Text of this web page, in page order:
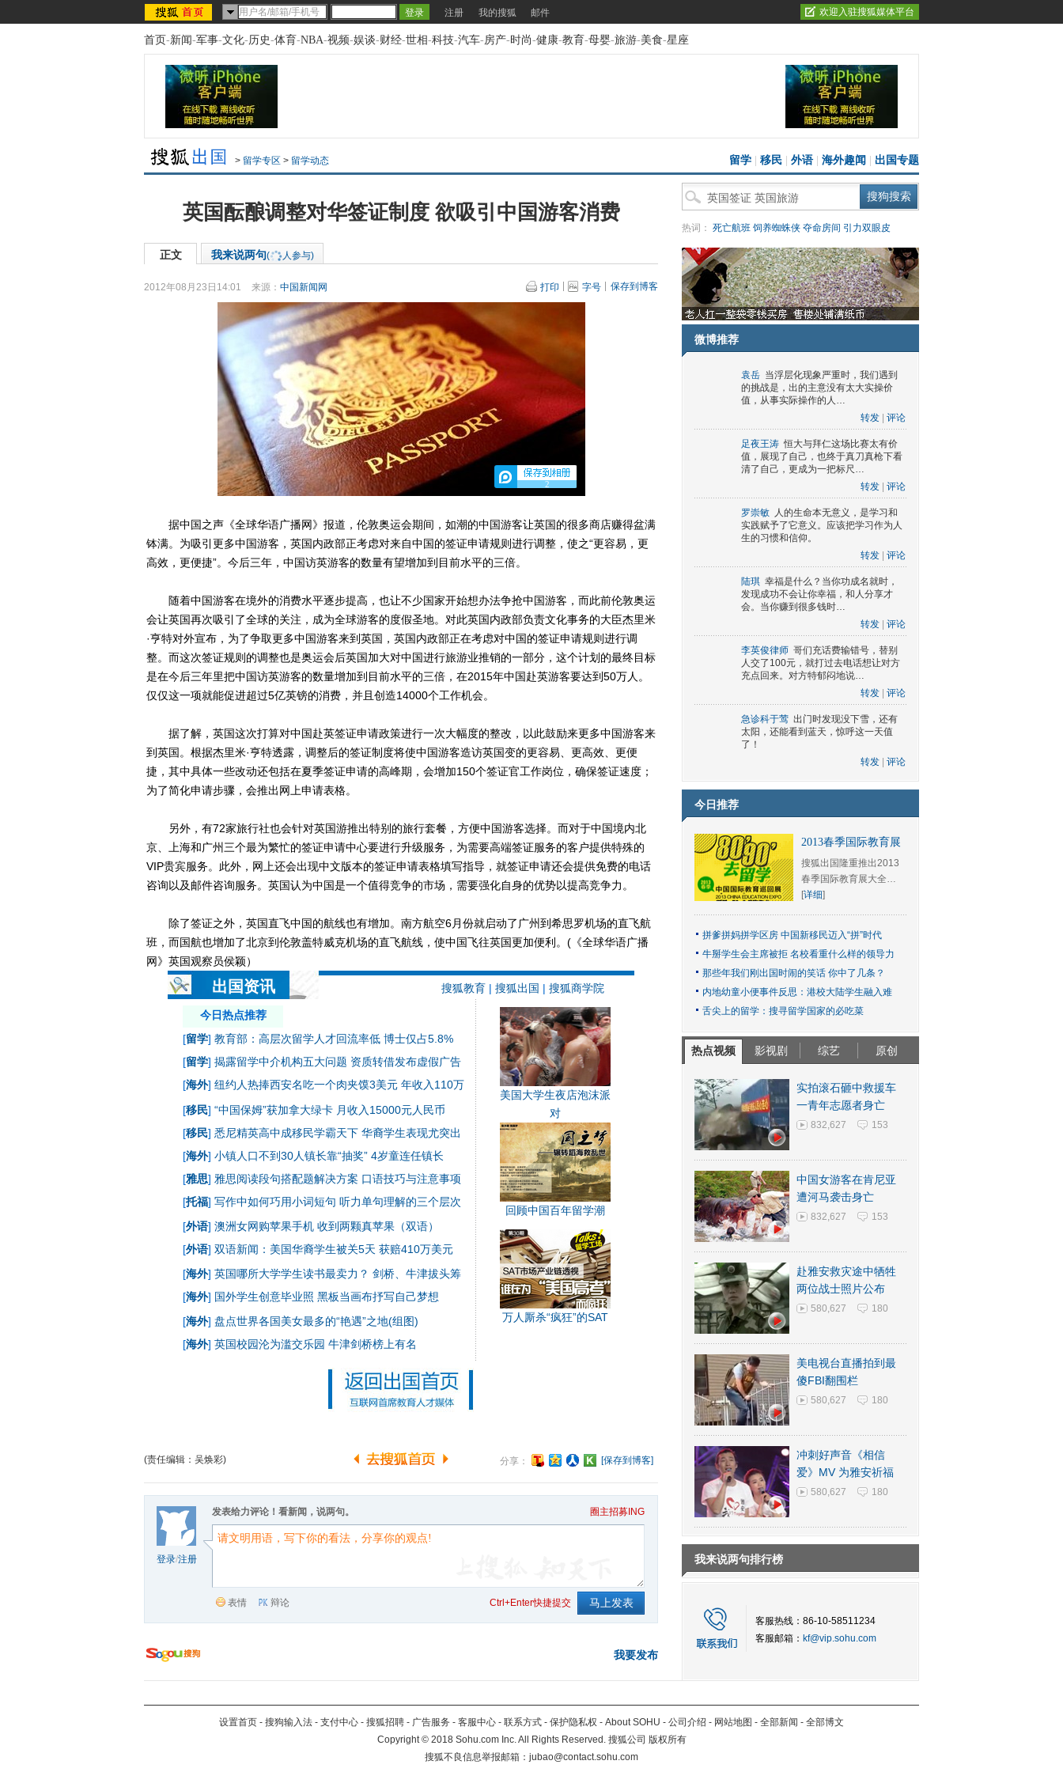
注册 我的搜狐 邮件 欢迎入驻搜狐媒体平台
首页-新闻-军事-文化-历史-体育-NBA-视频-娱谈-财经-世相-科技-汽车-房产-时尚-健康-教育-母婴-旅游-美食-星座
> 留学专区 > 留学动态 留学 移民 外语| 海外趣闻 出国专题
英国酝酿调整对华签证制度 欲吸引中国游客消费
正文 我来说两句( 人参与)
2012年08月23日14:01 来源： 中国新闻网 打印 字号 保存到博客
2
据中国之声《全球华语广播网》报道，伦敦奥运会期间，如潮的中国游客让英国的很多商店赚得盆满
钵满。为吸引更多中国游客，英国内政部正考虑对来自中国的签证申请规则进行调整，使之“更容易，更
高效，更便捷”。今后三年，中国访英游客的数量有望增加到目前水平的三倍。
随着中国游客在境外的消费水平逐步提高，也让不少国家开始想办法争抢中国游客，而此前伦敦奥运
会让英国再次吸引了全球的关注，成为全球游客的度假圣地。对此英国内政部负责文化事务的大臣杰里米
·亨特对外宣布，为了争取更多中国游客来到英国，英国内政部正在考虑对中国的签证申请规则进行调
整。而这次签证规则的调整也是奥运会后英国加大对中国进行旅游业推销的一部分，这个计划的最终目标
是在今后三年里把中国访英游客的数量增加到目前水平的三倍，在2015年中国赴英游客要达到50万人。
仅仅这一项就能促进超过5亿英镑的消费，并且创造14000个工作机会。
据了解，英国这次打算对中国赴英签证申请政策进行一次大幅度的整改，以此鼓励来更多中国游客来
到英国。根据杰里米·亨特透露，调整后的签证制度将使中国游客造访英国变的更容易、更高效、更便
捷，其中具体一些改动还包括在夏季签证申请的高峰期，会增加150个签证官工作岗位，确保签证速度；
为了简化申请步骤，会推出网上申请表格。
另外，有72家旅行社也会针对英国游推出特别的旅行套餐，方便中国游客选择。而对于中国境内北
京、上海和广州三个最为繁忙的签证申请中心要进行升级服务，为需要高端签证服务的客户提供特殊的
VIP贵宾服务。此外，网上还会出现中文版本的签证申请表格填写指导，就签证申请还会提供免费的电话
咨询以及邮件咨询服务。英国认为中国是一个值得竞争的市场，需要强化自身的优势以提高竞争力。
除了签证之外，英国直飞中国的航线也有增加。南方航空6月份就启动了广州到希思罗机场的直飞航
班，而国航也增加了北京到伦敦盖特威克机场的直飞航线，使中国飞往英国更加便利。(《全球华语广播
网》英国观察员侯颖）
出国资讯 搜狐教育 | 搜狐出国 | 搜狐商学院
今日热点推荐
[留学] 教育部：高层次留学人才回流率低 博士仅占5.8%
[留学] 揭露留学中介机构五大问题 资质转借发布虚假广告
[海外] 纽约人热捧西安名吃一个肉夹馍3美元 年收入110万
[移民] “中国保姆”获加拿大绿卡 月收入15000元人民币
[移民] 悉尼精英高中成移民学霸天下 华裔学生表现尤突出
[海外] 小镇人口不到30人镇长靠“抽奖” 4岁童连任镇长
[雅思] 雅思阅读段句搭配题解决方案 口语技巧与注意事项
[托福] 写作中如何巧用小词短句 听力单句理解的三个层次
[外语] 澳洲女网购苹果手机 收到两颗真苹果（双语）
[外语] 双语新闻：美国华裔学生被关5天 获赔410万美元
[海外] 英国哪所大学学生读书最卖力？ 剑桥、牛津拔头筹
[海外] 国外学生创意毕业照 黑板当画布抒写自己梦想
[海外] 盘点世界各国美女最多的“艳遇”之地(组图)
[海外] 英国校园沦为滥交乐园 牛津剑桥榜上有名
美国大学生夜店泡沫派
对
回顾中国百年留学潮
万人厮杀“疯狂”的SAT
(责任编辑：吴焕彩) 分享： [保存到博客]
登录/注册
发表给力评论！看新闻，说两句。 圈主招募ING
表情 辩论 Ctrl+Enter快捷提交
我要发布
热词： 死亡航班 饲养蜘蛛侠 夺命房间 引力双眼皮
微博推荐
袁岳 当浮层化现象严重时，我们遇到
的挑战是，出的主意没有太大实操价
值，从事实际操作的人…
转发
评论
足夜王涛 恒大与拜仁这场比赛太有价
值，展现了自己，也终于真刀真枪下看
清了自己，更成为一把标尺…
转发
评论
罗崇敏 人的生命本无意义，是学习和
实践赋予了它意义。应该把学习作为人
生的习惯和信仰。
转发
评论
陆琪 幸福是什么？当你功成名就时，
发现成功不会让你幸福，和人分享才
会。当你赚到很多钱时…
转发
评论
李英俊律师 哥们充话费输错号，替别
人交了100元，就打过去电话想让对方
充点回来。对方特郁闷地说…
转发
评论
急诊科于莺 出门时发现没下雪，还有
太阳，还能看到蓝天，惊呼这一天值
了！
转发
评论
今日推荐
2013春季国际教育展
搜狐出国隆重推出2013
春季国际教育展大全…
[详细]
拼爹拼妈拼学区房 中国新移民迈入“拼”时代
牛掰学生会主席被拒 名校看重什么样的领导力
那些年我们刚出国时闹的笑话 你中了几条？
内地幼童小便事件反思：港校大陆学生融入难
舌尖上的留学：搜寻留学国家的必吃菜
热点视频 影视剧 综艺 原创
实拍滚石砸中救援车
一青年志愿者身亡
832,627 153
中国女游客在肯尼亚
遭河马袭击身亡
832,627 153
赴雅安救灾途中牺牲
两位战士照片公布
580,627 180
美电视台直播拍到最
傻FBI翻围栏
580,627 180
冲刺好声音《相信
爱》MV 为雅安祈福
580,627 180
我来说两句排行榜
客服热线：86-10-58511234
客服邮箱： kf@vip.sohu.com
设置首页 - 搜狗输入法 - 支付中心 - 搜狐招聘 - 广告服务 - 客服中心 - 联系方式 - 保护隐私权 - About SOHU - 公司介绍 - 网站地图 - 全部新闻 - 全部博文
Copyright©2018 Sohu.com Inc. All Rights Reserved. 搜狐公司 版权所有
搜狐不良信息举报邮箱： jubao@contact.sohu.com